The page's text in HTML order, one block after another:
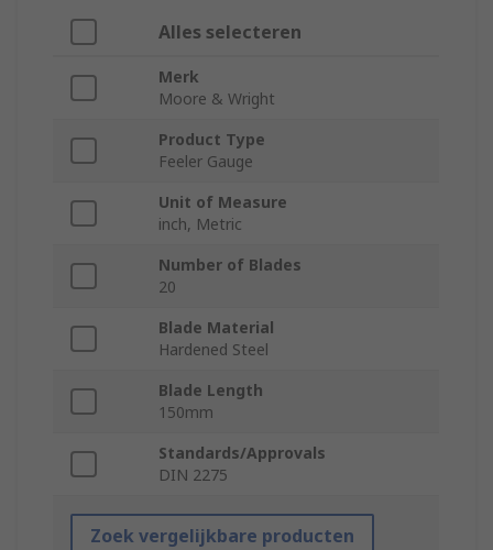
Alles selecteren
Merk
Moore & Wright
Product Type
Feeler Gauge
Unit of Measure
inch, Metric
Number of Blades
20
Blade Material
Hardened Steel
Blade Length
150mm
Standards/Approvals
DIN 2275
Zoek vergelijkbare producten